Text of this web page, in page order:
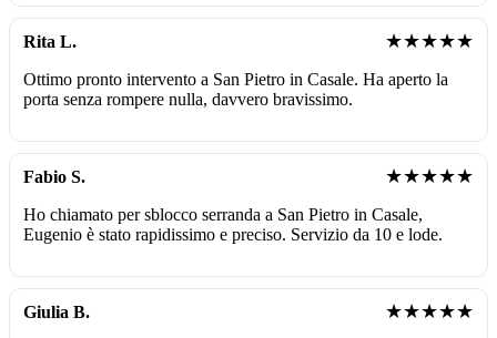
Rita L. ★★★★★
Ottimo pronto intervento a San Pietro in Casale. Ha aperto la
porta senza rompere nulla, davvero bravissimo.
Fabio S. ★★★★★
Ho chiamato per sblocco serranda a San Pietro in Casale,
Eugenio è stato rapidissimo e preciso. Servizio da 10 e lode.
Giulia B. ★★★★★